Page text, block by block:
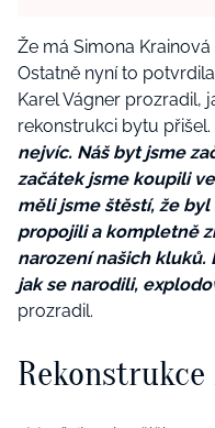
Že má Simona
Ostatně nyní to
Karel Vágner prozradil,
rekonstrukci bytu přišel.
nejvíc. Náš byt jsme
začátek jsme koupili
měli jsme štěstí, že
propojili a kompletně
narození našich kluků.
jak se narodili,
prozradil.